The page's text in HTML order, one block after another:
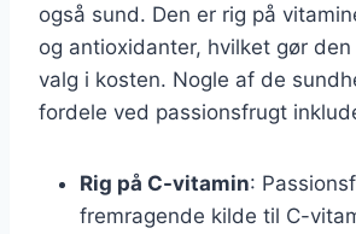
også sund. Den er rig på
og antioxidanter, hvilket gør
valg i kosten. Nogle af de
fordele ved passionsfrugt
Rig på C-vitamin:
fremragende kilde til C-